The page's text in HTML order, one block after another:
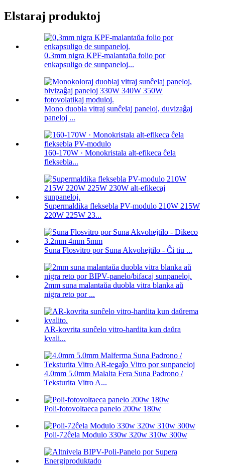
Elstaraj produktoj
0.3mm nigra KPF-malantaŭa folio por
enkapsuligo de sunpaneloj...
Mono duobla vitraj sunĉelaj paneloj, duvizaĝaj
paneloj ...
160-170W · Monokristala alt-efikeca ĉela
fleksebla...
Supermaldika fleksebla PV-modulo 210W 215W
220W 225W 23...
Suna Flosvitro por Suna Akvohejtilo - Ĉi tiu ...
2mm suna malantaŭa duobla vitra blanka aŭ
nigra reto por ...
AR-kovrita sunĉelo vitro-hardita kun daŭra
kvali...
4.0mm 5.0mm Malalta Fera Suna Padrono /
Teksturita Vitro A...
Poli-fotovoltaeca panelo 200w 180w
Poli-72ĉela Modulo 330w 320w 310w 300w